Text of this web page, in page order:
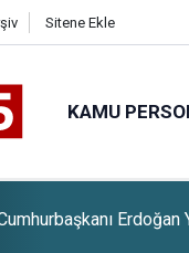
Sitene Ekle
KAMU
Sınavsız